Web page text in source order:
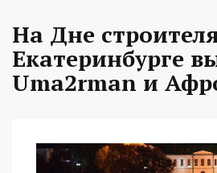
На Дне
Екатеринбурге
Uma2rman и